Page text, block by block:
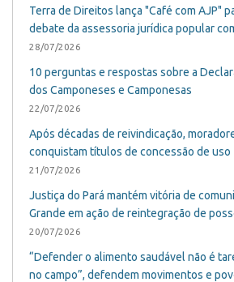
Terra de Direitos lança "Café com AJP"
debate da assessoria jurídica popular
28/07/2026
10 perguntas e respostas sobre a
dos Camponeses e Camponesas
22/07/2026
Após décadas de reivindicação,
conquistam títulos de concessão de uso
21/07/2026
Justiça do Pará mantém vitória de
Grande em ação de reintegração de
20/07/2026
“Defender o alimento saudável não é
no campo”, defendem movimentos e